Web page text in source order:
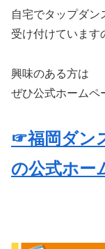
自宅でタップダン
受け付けています
興味のある方は
ぜひ公式ホームペ
☞福岡ダン
の公式ホー